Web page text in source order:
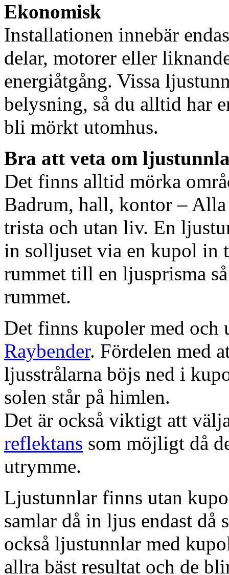
Ekonomisk
Installationen innebär
delar, motorer eller
energiåtgång. Vissa
belysning, så du alltid har
bli mörkt utomhus.
Bra att veta om
Det finns alltid mörka
Badrum, hall, kontor – Alla
trista och utan liv. En
in solljuset via en kupol in
rummet till en ljusprisma
rummet.
Det finns kupoler med och
Raybender. Fördelen med
ljusstrålarna böjs ned i
solen står på himlen.
Det är också viktigt att
reflektans som möjligt då
utrymme.
Ljustunnlar finns utan
samlar då in ljus endast då
också ljustunnlar med
allra bäst resultat och de